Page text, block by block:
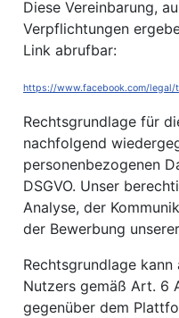
Diese Vereinbarung,
Verpflichtungen
Link abrufbar:
https://www.facebook.com/legal/
Rechtsgrundlage für
nachfolgend
personenbezogenen
DSGVO. Unser
Analyse, der
der Bewerbung
Rechtsgrundlage
Nutzers gemäß Art. 6
gegenüber dem